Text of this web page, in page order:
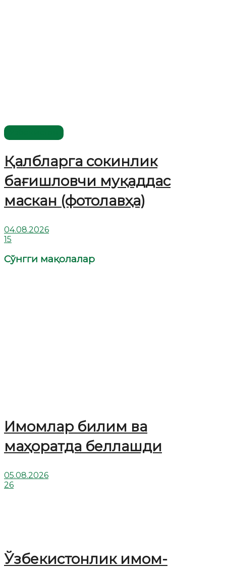
Қалбларга сокинлик
бағишловчи муқаддас
маскан (фотолавҳа)
04.08.2026
15
Сўнгги мақолалар
Имомлар билим ва
маҳоратда беллашди
05.08.2026
26
Ўзбекистонлик имом-